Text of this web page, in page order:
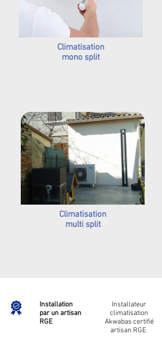
Climatisation
mono split
Climatisation
multi split
Installation
par un artisan
RGE
Installateur
climatisation
Akwabas certifié
artisan RGE